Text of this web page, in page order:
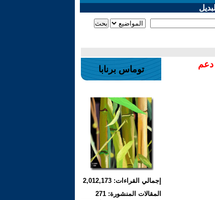
دعم
توماس برنابا
إجمالي القراءات: 2,012,173
المقالات المنشورة: 271